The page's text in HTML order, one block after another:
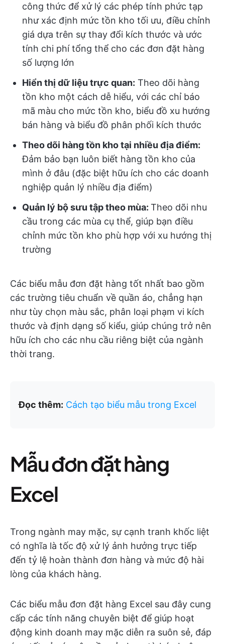
công thức để xử lý các phép tính phức tạp
như xác định mức tồn kho tối ưu, điều chỉnh
giá dựa trên sự thay đổi kích thước và ước
tính chi phí tổng thể cho các đơn đặt hàng
số lượng lớn
Hiển thị dữ liệu trực quan: Theo dõi hàng
tồn kho một cách dễ hiểu, với các chỉ báo
mã màu cho mức tồn kho, biểu đồ xu hướng
bán hàng và biểu đồ phân phối kích thước
Theo dõi hàng tồn kho tại nhiều địa điểm:
Đảm bảo bạn luôn biết hàng tồn kho của
mình ở đâu (đặc biệt hữu ích cho các doanh
nghiệp quản lý nhiều địa điểm)
Quản lý bộ sưu tập theo mùa: Theo dõi nhu
cầu trong các mùa cụ thể, giúp bạn điều
chỉnh mức tồn kho phù hợp với xu hướng thị
trường
Các biểu mẫu đơn đặt hàng tốt nhất bao gồm
các trường tiêu chuẩn về quần áo, chẳng hạn
như tùy chọn màu sắc, phân loại phạm vi kích
thước và định dạng số kiểu, giúp chúng trở nên
hữu ích cho các nhu cầu riêng biệt của ngành
thời trang.
Đọc thêm: Cách tạo biểu mẫu trong Excel
Mẫu đơn đặt hàng
Excel
Trong ngành may mặc, sự cạnh tranh khốc liệt
có nghĩa là tốc độ xử lý ảnh hưởng trực tiếp
đến tỷ lệ hoàn thành đơn hàng và mức độ hài
lòng của khách hàng.
Các biểu mẫu đơn đặt hàng Excel sau đây cung
cấp các tính năng chuyên biệt để giúp hoạt
động kinh doanh may mặc diễn ra suôn sẻ, đáp